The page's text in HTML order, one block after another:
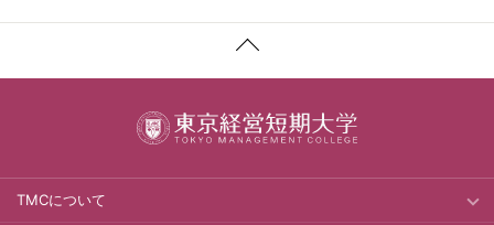
TMCについて